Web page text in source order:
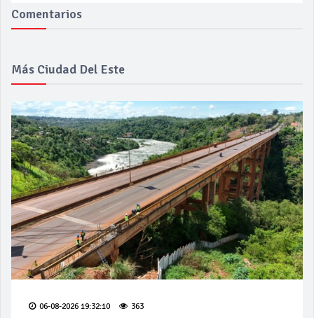
Comentarios
Más Ciudad Del Este
06-08-2026 19:32:10 363